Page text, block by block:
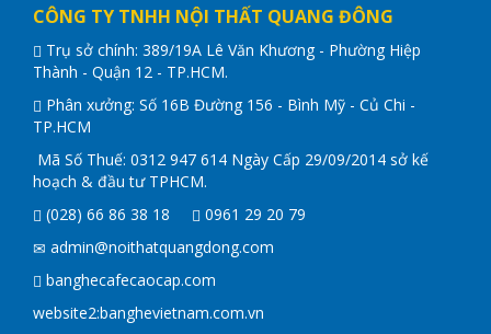
CÔNG TY TNHH NỘI THẤT QUANG ĐÔNG
Trụ sở chính: 389/19A Lê Văn Khương - Phường Hiệp
Thành - Quận 12 - TP.HCM.
Phân xưởng: Số 16B Đường 156 - Bình Mỹ - Củ Chi -
TP.HCM
Mã Số Thuế: 0312 947 614 Ngày Cấp 29/09/2014 sở kế
hoạch & đầu tư TPHCM.
(028) 66 86 38 18
0961 29 20 79
admin@noithatquangdong.com
banghecafecaocap.com
website2:banghevietnam.com.vn